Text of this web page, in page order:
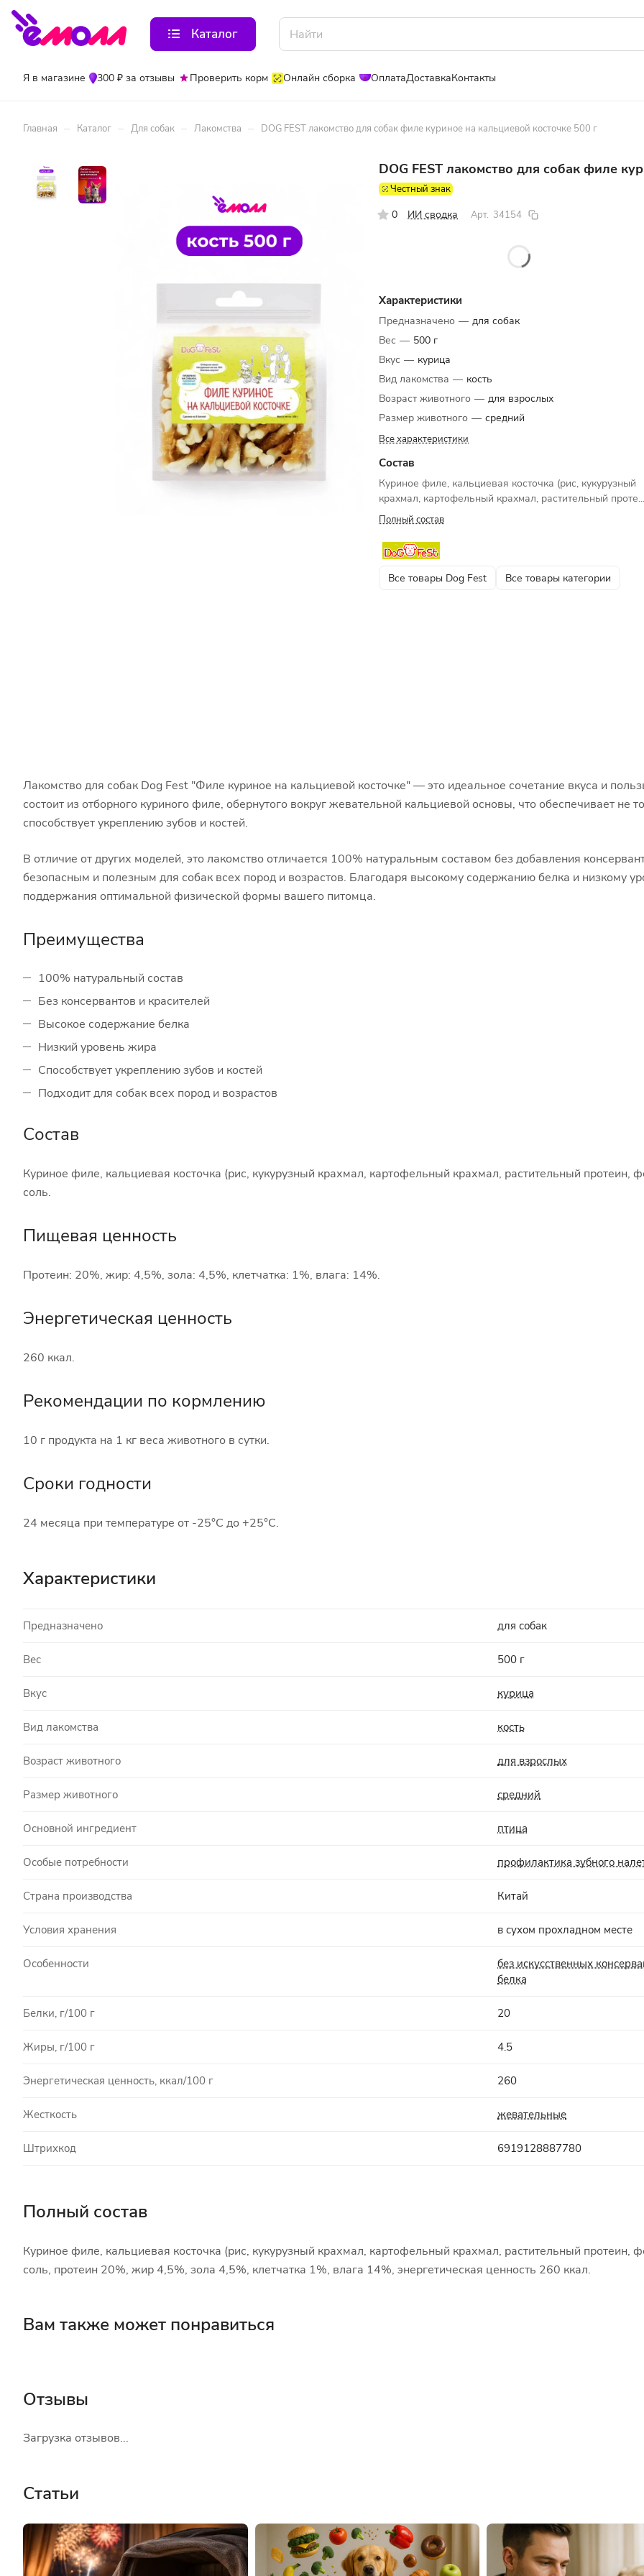
Каталог
Я в магазине 300 ₽ за отзывы Проверить корм Онлайн сборка ОплатаДоставкаКонтакты
Главная – Каталог – Для собак – Лакомства – DOG FEST лакомство для собак филе куриное на кальциевой косточке 500 г
DOG FEST лакомство для собак филе
Честный знак
0 ИИ сводка Арт. 34154
Характеристики
Предназначено — для собак
Вес — 500 г
Вкус — курица
Вид лакомства — кость
Возраст животного — для взрослых
Размер животного — средний
Все характеристики
Состав
Куриное филе, кальциевая косточка (рис, кукурузный
крахмал, картофельный крахмал, растительный
Полный состав
Все товары Dog Fest Все товары категории
Лакомство для собак Dog Fest "Филе куриное на кальциевой косточке" — это идеальное сочетание вкуса и
состоит из отборного куриного филе, обернутого вокруг жевательной кальциевой основы, что обеспечивает не
способствует укреплению зубов и костей.
В отличие от других моделей, это лакомство отличается 100% натуральным составом без добавления
безопасным и полезным для собак всех пород и возрастов. Благодаря высокому содержанию белка и низкому
поддержания оптимальной физической формы вашего питомца.
Преимущества
100% натуральный состав
Без консервантов и красителей
Высокое содержание белка
Низкий уровень жира
Способствует укреплению зубов и костей
Подходит для собак всех пород и возрастов
Состав
Куриное филе, кальциевая косточка (рис, кукурузный крахмал, картофельный крахмал, растительный протеин,
соль.
Пищевая ценность
Протеин: 20%, жир: 4,5%, зола: 4,5%, клетчатка: 1%, влага: 14%.
Энергетическая ценность
260 ккал.
Рекомендации по кормлению
10 г продукта на 1 кг веса животного в сутки.
Сроки годности
24 месяца при температуре от -25°C до +25°C.
Характеристики
Предназначено для собак
Вес 500 г
Вкус курица
Вид лакомства кость
Возраст животного для взрослых
Размер животного средний
Основной ингредиент птица
Особые потребности профилактика зубного
Страна производства Китай
Условия хранения в сухом прохладном месте
Особенности
без искусственных
белка
Белки, г/100 г 20
Жиры, г/100 г 4.5
Энергетическая ценность, ккал/100 г 260
Жесткость жевательные
Штрихкод 6919128887780
Полный состав
Куриное филе, кальциевая косточка (рис, кукурузный крахмал, картофельный крахмал, растительный протеин,
соль, протеин 20%, жир 4,5%, зола 4,5%, клетчатка 1%, влага 14%, энергетическая ценность 260 ккал.
Вам также может понравиться
Отзывы
Загрузка отзывов...
Статьи